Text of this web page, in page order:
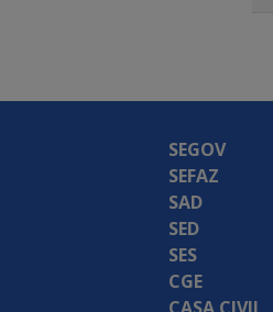
SEGOV
SEFAZ
SAD
SED
SES
CGE